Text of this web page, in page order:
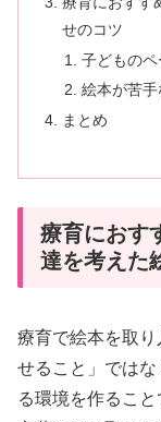
せのコツ
子どもの
絵本が苦
まとめ
療育におす
達を考えた
療育で絵本を取
せること」では
る環境を作るこ